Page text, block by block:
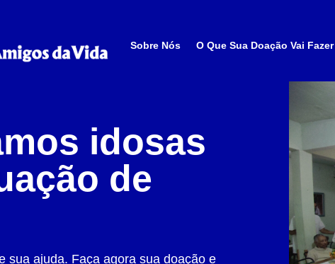
Sobre Nós O Que Sua Doação Vai Fazer
idosas
de
sua ajuda. Faça agora sua doação e